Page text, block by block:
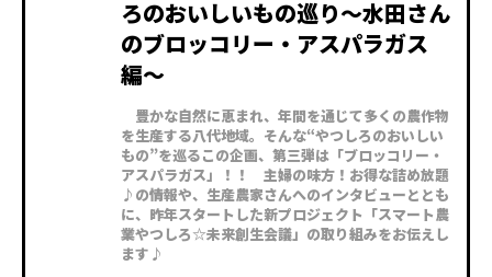
ろのおいしいもの巡り〜水田さん
のブロッコリー・アスパラガス
編〜
豊かな自然に恵まれ、年間を通じて多くの農作物
を生産する八代地域。そんな“やつしろのおいしい
もの”を巡るこの企画、第三弾は「ブロッコリー・
アスパラガス」！！ 主婦の味方！お得な詰め放題
♪の情報や、生産農家さんへのインタビューととも
に、昨年スタートした新プロジェクト「スマート農
業やつしろ☆未来創生会議」の取り組みをお伝えし
ます♪